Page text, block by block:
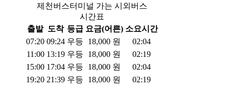
제천버스터미널 가는 시외버스
시간표
출발 도착 등급 요금(어른) 소요시간
07:20 09:24 우등 18,000 원
02:04
11:00 13:19 우등 18,000 원
02:19
15:00 17:04 우등 18,000 원
02:04
19:20 21:39 우등 18,000 원 02:19